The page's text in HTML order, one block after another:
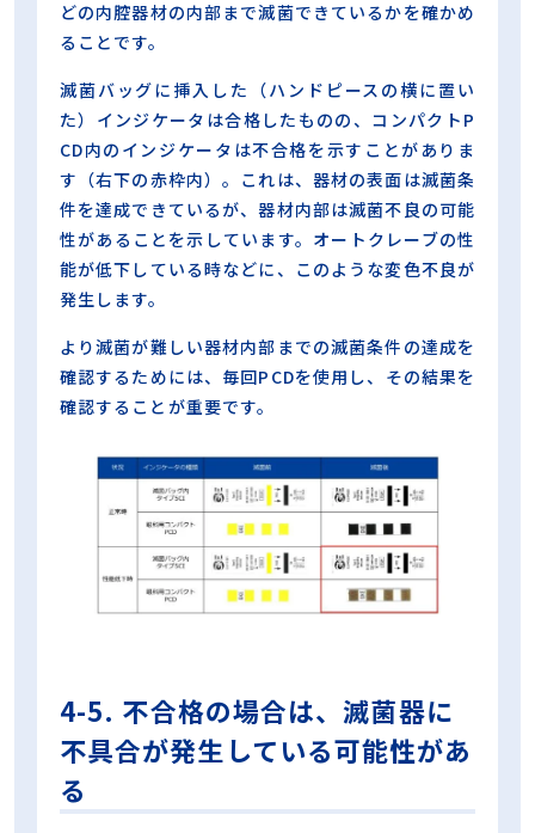
どの内腔器材の内部まで滅菌できているかを確かめ
ることです。
滅菌バッグに挿入した（ハンドピースの横に置い
た）インジケータは合格したものの、コンパクトP
CD内のインジケータは不合格を示すことがありま
す（右下の赤枠内）。これは、器材の表面は滅菌条
件を達成できているが、器材内部は滅菌不良の可能
性があることを示しています。オートクレーブの性
能が低下している時などに、このような変色不良が
発生します。
より滅菌が難しい器材内部までの滅菌条件の達成を
確認するためには、毎回PCDを使用し、その結果を
確認することが重要です。
4-5. 不合格の場合は、滅菌器に
不具合が発生している可能性があ
る